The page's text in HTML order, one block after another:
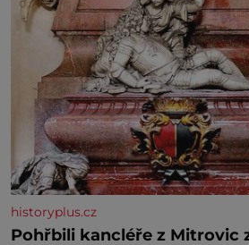
historyplus.cz
Pohřbili kancléře z Mitrovic